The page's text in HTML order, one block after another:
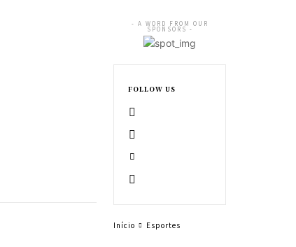
- A WORD FROM OUR
SPONSORS -
FOLLOW US
Início Esportes